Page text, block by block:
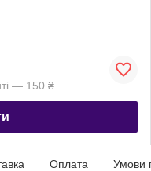
— 150 ₴
Оплата Умови